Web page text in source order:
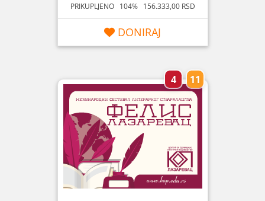
PRIKUPLJENO 104% 156.333,00 RSD
DONIRAJ
4 11